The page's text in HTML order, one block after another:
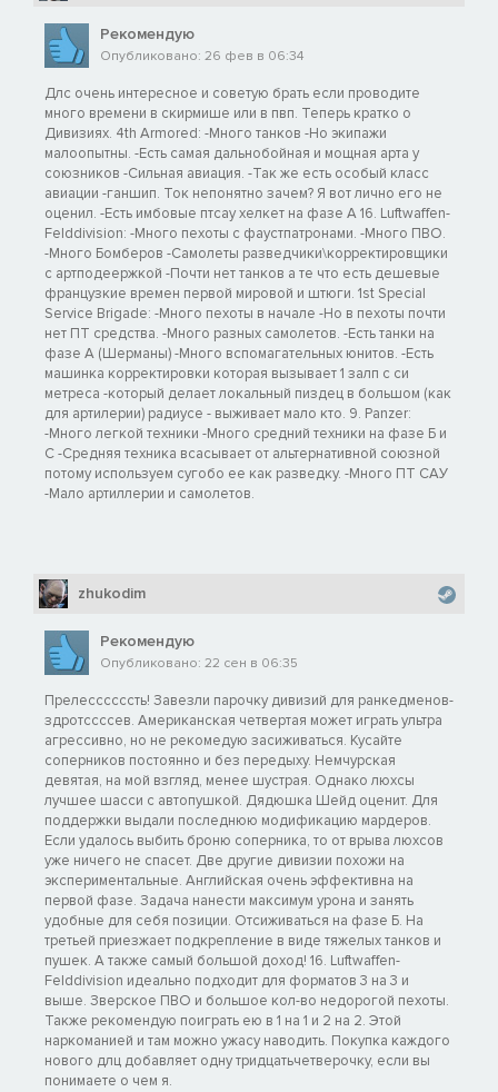
Рекомендую
Опубликовано: 26 фев в 06:34
Длс очень интересное и советую брать если проводите
много времени в скирмише или в пвп. Теперь кратко о
Дивизиях. 4th Armored: -Много танков -Но экипажи
малоопытны. -Есть самая дальнобойная и мощная арта у
союзников -Сильная авиация. -Так же есть особый класс
авиации -ганшип. Ток непонятно зачем? Я вот лично его не
оценил. -Есть имбовые птсау хелкет на фазе А 16. Luftwaffen-
Felddivision: -Много пехоты с фаустпатронами. -Много ПВО.
-Много Бомберов -Самолеты разведчики\корректировщики
с артподеержкой -Почти нет танков а те что есть дешевые
французкие времен первой мировой и штюги. 1st Special
Service Brigade: -Много пехоты в начале -Но в пехоты почти
нет ПТ средства. -Много разных самолетов. -Есть танки на
фазе А (Шерманы) -Много вспомагательных юнитов. -Есть
машинка корректировки которая вызывает 1 залп с си
метреса -который делает локальный пиздец в большом (как
для артилерии) радиусе - выживает мало кто. 9. Panzer:
-Много легкой техники -Много средний техники на фазе Б и
С -Средняя техника всасывает от альтернативной союзной
потому используем сугобо ее как разведку. -Много ПТ САУ
-Мало артиллерии и самолетов.
zhukodim
Рекомендую
Опубликовано: 22 сен в 06:35
Прелессссссть! Завезли парочку дивизий для ранкедменов-
здротссссев. Американская четвертая может играть ультра
агрессивно, но не рекомедую засиживаться. Кусайте
соперников постоянно и без передыху. Немчурская
девятая, на мой взгляд, менее шустрая. Однако люхсы
лучшее шасси с автопушкой. Дядюшка Шейд оценит. Для
поддержки выдали последнюю модификацию мардеров.
Если удалось выбить броню соперника, то от врыва люхсов
уже ничего не спасет. Две другие дивизии похожи на
экспериментальные. Английская очень эффективна на
первой фазе. Задача нанести максимум урона и занять
удобные для себя позиции. Отсиживаться на фазе Б. На
третьей приезжает подкрепление в виде тяжелых танков и
пушек. А также самый большой доход! 16. Luftwaffen-
Felddivision идеально подходит для форматов 3 на 3 и
выше. Зверское ПВО и большое кол-во недорогой пехоты.
Также рекомендую поиграть ею в 1 на 1 и 2 на 2. Этой
наркоманией и там можно ужасу наводить. Покупка каждого
нового длц добавляет одну тридцатьчетверочку, если вы
понимаете о чем я.